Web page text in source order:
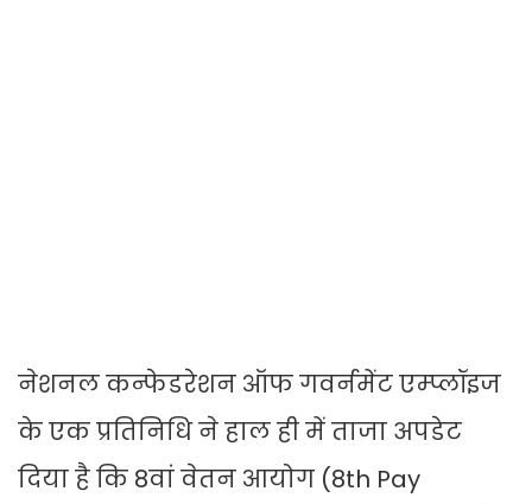
नेशनल कन्फेडरेशन ऑफ गवर्नमेंट एम्प्लॉइज
के एक प्रतिनिधि ने हाल ही में ताजा अपडेट
दिया है कि 8वां वेतन आयोग (8th Pay